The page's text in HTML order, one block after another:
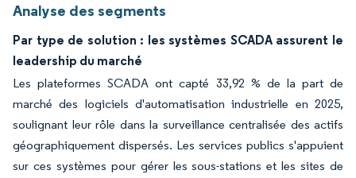
Analyse des segments
Par type de solution : les systèmes SCADA assurent le
leadership du marché
Les plateformes SCADA ont capté 33,92 % de la part de
marché des logiciels d'automatisation industrielle en 2025,
soulignant leur rôle dans la surveillance centralisée des actifs
géographiquement dispersés. Les services publics s'appuient
sur ces systèmes pour gérer les sous-stations et les sites de